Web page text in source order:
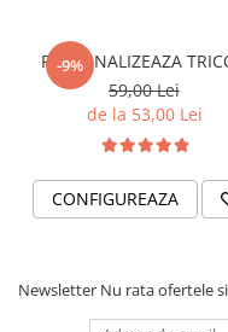
TRICOURI IUBITORI DE
TRICOURI JDM
TRICOURI MOTO/ATV
TRICOURI OFF ROAD/4X4
TRICOURI PENTRU
TRICOURI PESCUIT/
TRICOURI SOFERI SI
-9%
PERSONALIZEAZA
59,00 Lei
de la 53,00 Lei
CONFIGUREAZA
Newsletter Nu rata ofertele